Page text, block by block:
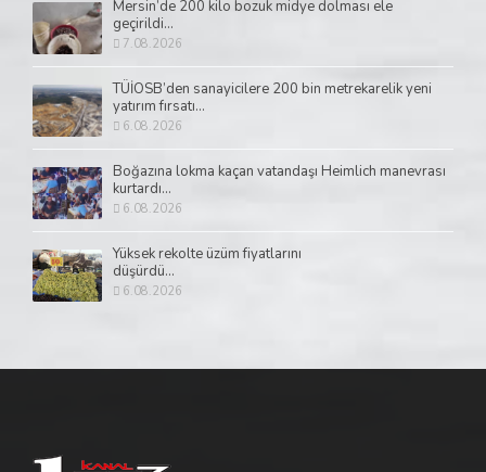
Mersin’de 200 kilo bozuk midye dolması ele
geçirildi...
7.08.2026
TÜİOSB’den sanayicilere 200 bin metrekarelik yeni
yatırım fırsatı...
6.08.2026
Boğazına lokma kaçan vatandaşı Heimlich manevrası
kurtardı...
6.08.2026
Yüksek rekolte üzüm fiyatlarını
düşürdü...
6.08.2026